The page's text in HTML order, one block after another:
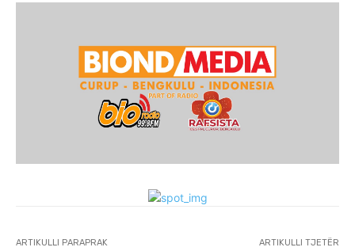
ARTIKULLI PARAPRAK ARTIKULLI TJETËR